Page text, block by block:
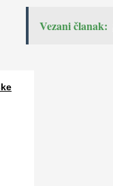
Vezani članak: